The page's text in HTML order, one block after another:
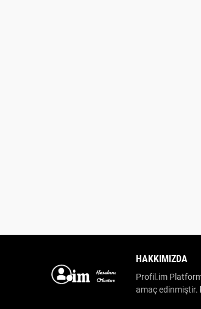
HAKKIMIZDA
Profil.im
amaç edinmiştir.